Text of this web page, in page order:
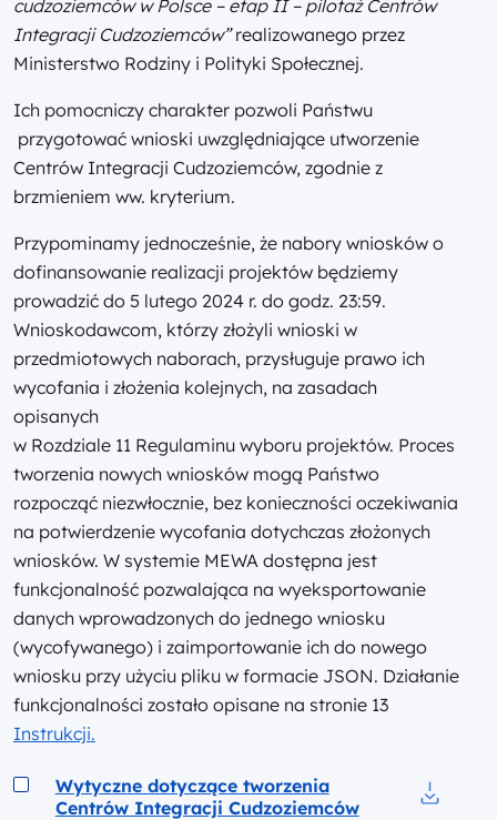
cudzoziemców w Polsce – etap II – pilotaż Centrów
Integracji Cudzoziemców”realizowanego przez
Ministerstwo Rodziny i Polityki Społecznej.
Ich pomocniczy charakter pozwoli Państwu
przygotować wnioski uwzględniające utworzenie
Centrów Integracji Cudzoziemców, zgodnie z
brzmieniem ww. kryterium.
Przypominamy jednocześnie, że nabory wniosków o
dofinansowanie realizacji projektów będziemy
prowadzić do 5 lutego 2024 r. do godz. 23:59.
Wnioskodawcom, którzy złożyli wnioski w
przedmiotowych naborach, przysługuje prawo ich
wycofania i złożenia kolejnych, na zasadach
opisanych
w Rozdziale 11 Regulaminu wyboru projektów. Proces
tworzenia nowych wniosków mogą Państwo
rozpocząć niezwłocznie, bez konieczności oczekiwania
na potwierdzenie wycofania dotychczas złożonych
wniosków. W systemie MEWA dostępna jest
funkcjonalność pozwalająca na wyeksportowanie
danych wprowadzonych do jednego wniosku
(wycofywanego) i zaimportowanie ich do nowego
wniosku przy użyciu pliku w formacie JSON. Działanie
funkcjonalności zostało opisane na stronie 13
Instrukcji.
Podgląd
Wytyczne dotyczące tworzenia
Centrów Integracji Cudzoziemców